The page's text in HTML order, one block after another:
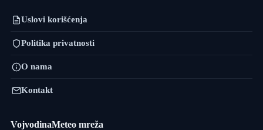
Uslovi korišćenja
Politika privatnosti
O nama
Kontakt
VojvodinaMeteo mreža